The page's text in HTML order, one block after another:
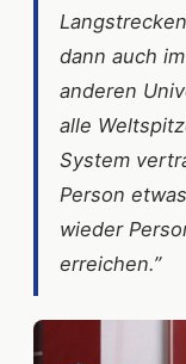
dann auch
anderen
alle
System
Person
wieder
erreichen.”